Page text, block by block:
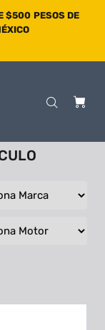
$500 PESOS DE